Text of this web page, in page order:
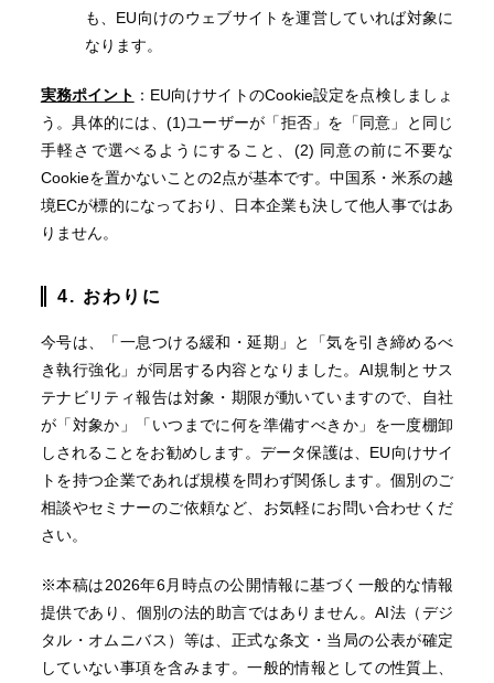
も、EU向けのウェブサイトを運営していれば対象に
なります。
実務ポイント ：EU向けサイトのCookie設定を点検しましょ
う。具体的には、(1)ユーザーが「拒否」を「同意」と同じ
手軽さで選べるようにすること、(2) 同意の前に不要な
Cookieを置かないことの2点が基本です。中国系・米系の越
境ECが標的になっており、日本企業も決して他人事ではあ
りません。
4. おわりに
今号は、「一息つける緩和・延期」と「気を引き締めるべ
き執行強化」が同居する内容となりました。AI規制とサス
テナビリティ報告は対象・期限が動いていますので、自社
が「対象か」「いつまでに何を準備すべきか」を一度棚卸
しされることをお勧めします。データ保護は、EU向けサイ
トを持つ企業であれば規模を問わず関係します。個別のご
相談やセミナーのご依頼など、お気軽にお問い合わせくだ
さい。
※本稿は2026年6月時点の公開情報に基づく一般的な情報
提供であり、個別の法的助言ではありません。AI法（デジ
タル・オムニバス）等は、正式な条文・当局の公表が確定
していない事項を含みます。一般的情報としての性質上、